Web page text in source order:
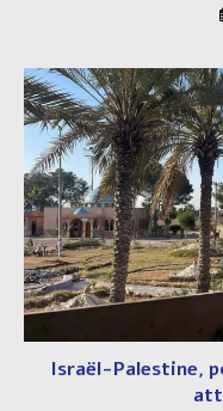
Israël-Palestine,